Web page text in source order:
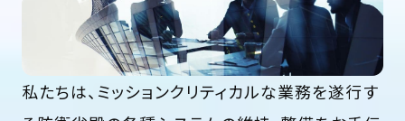
私たちは、ミッションクリティカルな業務を遂行す